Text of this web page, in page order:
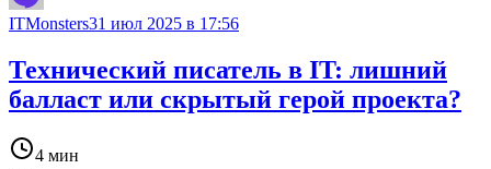
ITMonsters31 июл 2025 в 17:56
Технический писатель в IT: лишний
балласт или скрытый герой проекта?
4 мин